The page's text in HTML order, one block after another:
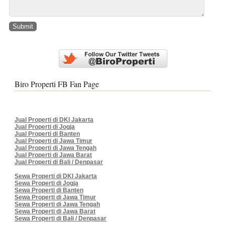
Biro Properti FB Fan Page
Jual Properti di DKI Jakarta
Jual Properti di Jogja
Jual Properti di Banten
Jual Properti di Jawa Timur
Jual Properti di Jawa Tengah
Jual Properti di Jawa Barat
Jual Properti di Bali / Denpasar
Sewa Properti di DKI Jakarta
Sewa Properti di Jogja
Sewa Properti di Banten
Sewa Properti di Jawa Timur
Sewa Properti di Jawa Tengah
Sewa Properti di Jawa Barat
Sewa Properti di Bali / Denpasar